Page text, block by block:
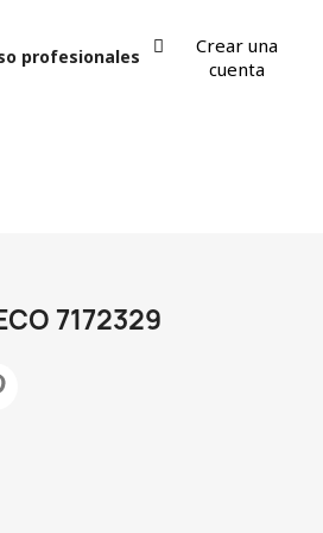
profesionales
Crear una
cuenta
7172329